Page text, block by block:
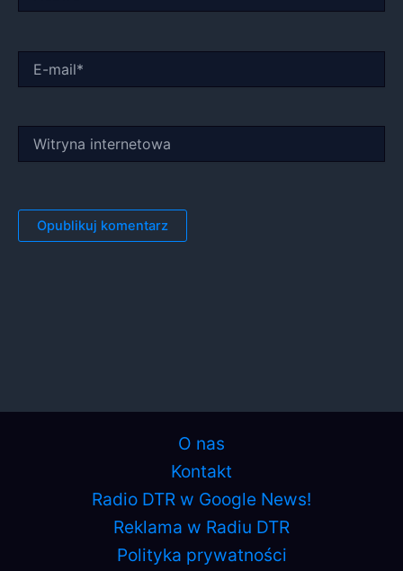
mail*
internetowa
O nas
Kontakt
Radio DTR w Google News!
Reklama w Radiu DTR
Polityka prywatności